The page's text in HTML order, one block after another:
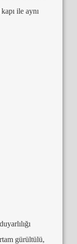
ile aynı
gürültülü,